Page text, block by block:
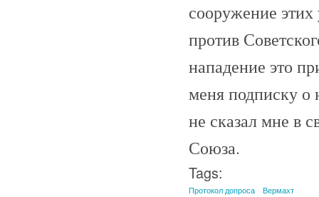
сооружение
против
нападение это
меня подписку о
не сказал мне в
Союза.
Tags:
Протокол допроса Вермахт